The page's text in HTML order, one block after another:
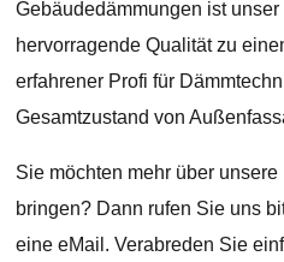
Gebäudedämmungen ist
hervorragende Qualität zu
erfahrener Profi für
Gesamtzustand von
Sie möchten mehr über
bringen? Dann rufen Sie uns
eine eMail. Verabreden Sie